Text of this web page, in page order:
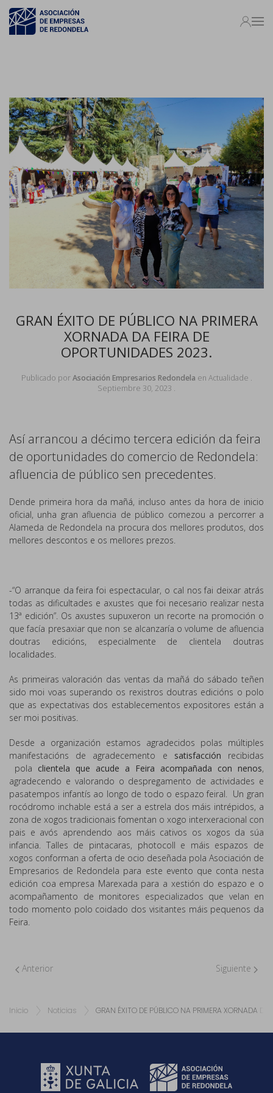
GRAN ÉXITO DE PÚBLICO NA PRIMERA
XORNADA DA FEIRA DE
OPORTUNIDADES 2023.
Publicado porAsociación Empresarios Redondela en Actualidade .
Septiembre 30, 2023 .
Así arrancou a décimo tercera edición da feira
de oportunidades do comercio de Redondela:
afluencia de público sen precedentes.
Dende primeira hora da mañá, incluso antes da hora de inicio
oficial, unha gran afluencia de público comezou a percorrer a
Alameda de Redondela na procura dos mellores produtos, dos
mellores descontos e os mellores prezos.
-“O arranque da feira foi espectacular, o cal nos fai deixar atrás
todas as dificultades e axustes que foi necesario realizar nesta
13ª edición”. Os axustes supuxeron un recorte na promoción o
que facía presaxiar que non se alcanzaría o volume de afluencia
doutras edicións, especialmente de clientela doutras
localidades.
As primeiras valoración das ventas da mañá do sábado teñen
sido moi voas superando os rexistros doutras edicións o polo
que as expectativas dos establecementos expositores están a
ser moi positivas.
Desde a organización estamos agradecidos polas múltiples
manifestacións de agradecemento e satisfacción recibidas
pola clientela que acude a Feira acompañada con nenos,
agradecendo e valorando o despregamento de actividades e
pasatempos infantís ao longo de todo o espazo feiral. Un gran
rocódromo inchable está a ser a estrela dos máis intrépidos, a
zona de xogos tradicionais fomentan o xogo interxeracional con
pais e avós aprendendo aos máis cativos os xogos da súa
infancia. Talles de pintacaras, photocoll e máis espazos de
xogos conforman a oferta de ocio deseñada pola Asociación de
Empresarios de Redondela para este evento que conta nesta
edición coa empresa Marexada para a xestión do espazo e o
acompañamento de monitores especializados que velan en
todo momento polo coidado dos visitantes máis pequenos da
Feira.
Anterior Siguiente
Inicio Noticias GRAN ÉXITO DE PÚBLICO NA PRIMERA XORNADA